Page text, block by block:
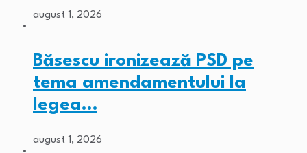
august 1, 2026
Băsescu ironizează PSD pe
tema amendamentului la
legea…
august 1, 2026